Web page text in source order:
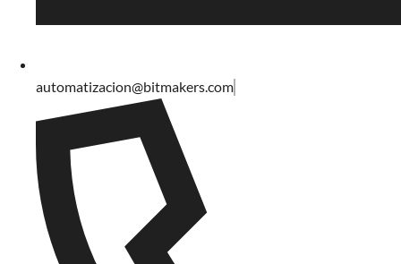
automatizacion@bitmakers.com